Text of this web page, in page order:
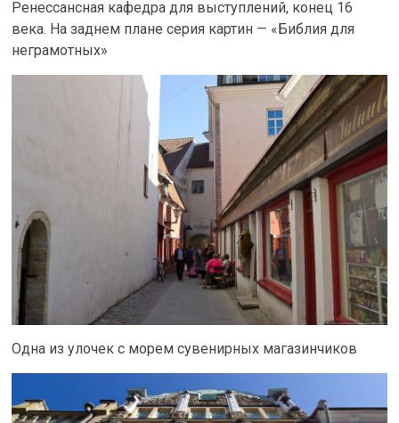
Ренессансная кафедра для выступлений, конец 16
века. На заднем плане серия картин — «Библия для
неграмотных»
Одна из улочек с морем сувенирных магазинчиков